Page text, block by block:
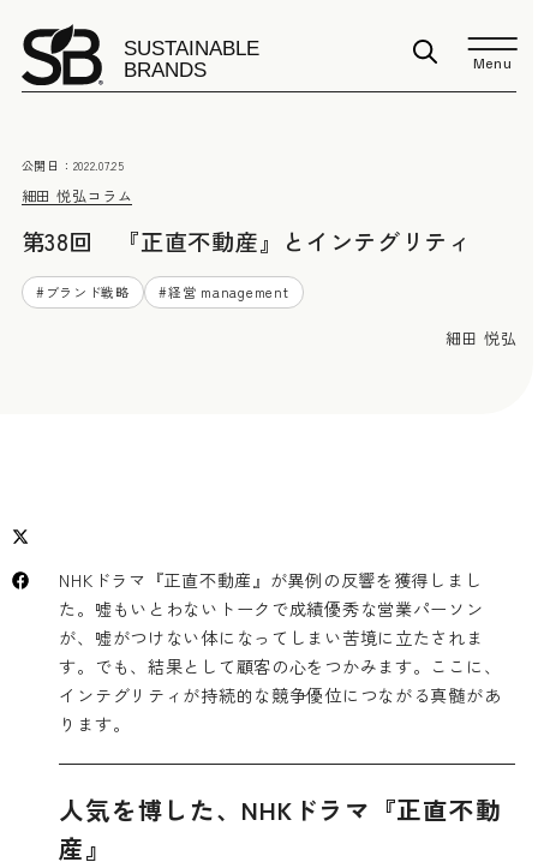
Menu
細田 悦弘コラム
公開日： 2022.07.25
第38回 『正直不動産』とインテグリティ
#ブランド戦略 #経営 management
細田 悦弘
NHKドラマ『正直不動産』が異例の反響を獲得しまし
た。嘘もいとわないトークで成績優秀な営業パーソン
が、嘘がつけない体になってしまい苦境に立たされま
す。でも、結果として顧客の心をつかみます。ここに、
インテグリティが持続的な競争優位につながる真髄があ
ります。
人気を博した、NHKドラマ『正直不動
産』